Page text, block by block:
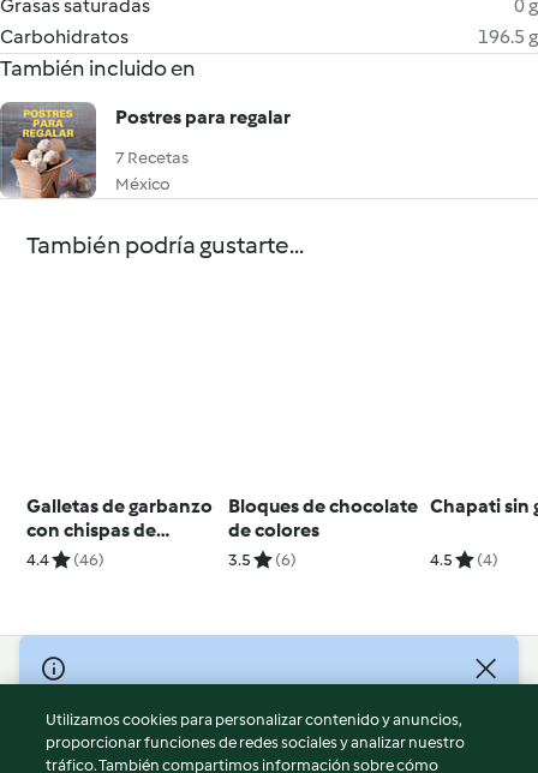
Grasas saturadas
0 g
Carbohidratos
196.5 g
También incluido en
Postres para regalar
7 Recetas
México
También podría gustarte...
Galletas de garbanzo
con chispas de
chocolate sin gluten
4.4 (46)
Bloques de chocolate
de colores
3.5 (6)
Chapati sin
4.5 (4)
© Copyright 2026
Términos de uso
Política de privacidad
Utilizamos cookies para personalizar contenido y anuncios,
proporcionar funciones de redes sociales y analizar nuestro
tráfico. También compartimos información sobre cómo